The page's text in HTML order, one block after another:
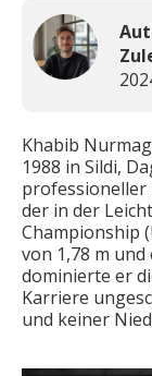
Khabib
1988 in Sildi,
professioneller
der in der
Championship
von 1,78 m und
dominierte er
Karriere
und keiner